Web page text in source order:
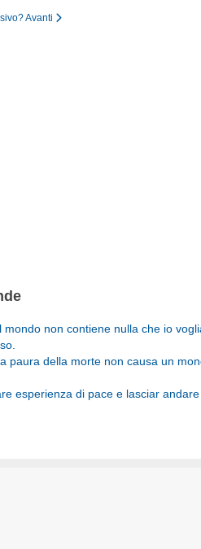
Avanti
mondo non contiene nulla che io
paura della morte non causa un
esperienza di pace e lasciar